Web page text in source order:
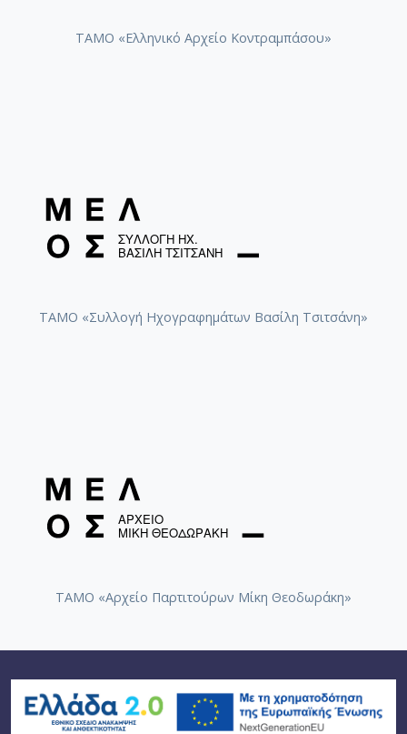
ΤΑΜΟ «Ελληνικό Αρχείο Κοντραμπάσου»
ΤΑΜΟ «Συλλογή Ηχογραφημάτων Βασίλη Τσιτσάνη»
ΤΑΜΟ «Αρχείο Παρτιτούρων Μίκη Θεοδωράκη»